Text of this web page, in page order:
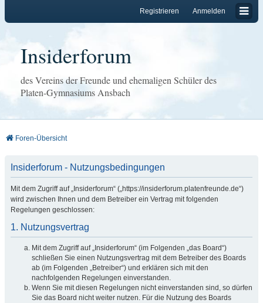
Anmelden
Registrieren
Insiderforum
des Vereins der Freunde und ehemaligen Schüler des
Platen-Gymnasiums Ansbach
Foren-Übersicht
Insiderforum - Nutzungsbedingungen
Mit dem Zugriff auf „Insiderforum“ („https://insiderforum.platenfreunde.de“)
wird zwischen Ihnen und dem Betreiber ein Vertrag mit folgenden
Regelungen geschlossen:
1. Nutzungsvertrag
Mit dem Zugriff auf „Insiderforum“ (im Folgenden „das Board“)
schließen Sie einen Nutzungsvertrag mit dem Betreiber des Boards
ab (im Folgenden „Betreiber“) und erklären sich mit den
nachfolgenden Regelungen einverstanden.
Wenn Sie mit diesen Regelungen nicht einverstanden sind, so dürfen
Sie das Board nicht weiter nutzen. Für die Nutzung des Boards